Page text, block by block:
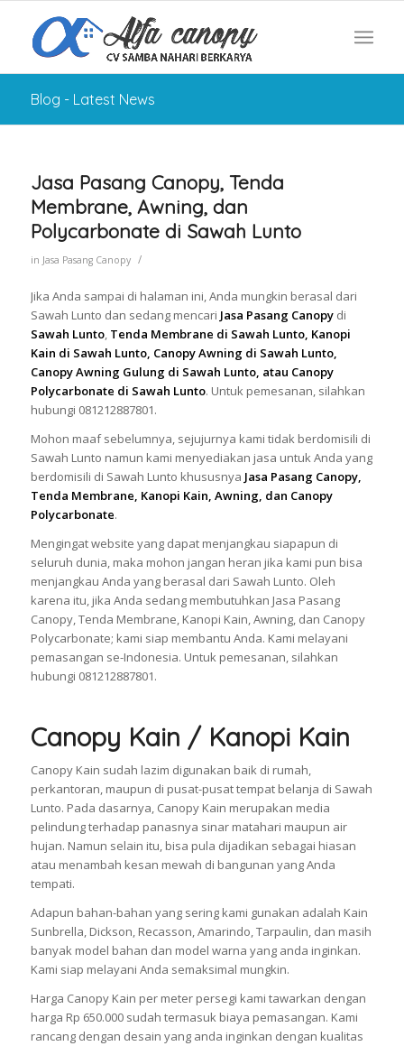
Blog - Latest News
Jasa Pasang Canopy, Tenda
Membrane, Awning, dan
Polycarbonate di Sawah Lunto
in Jasa Pasang Canopy /
Jika Anda sampai di halaman ini, Anda mungkin berasal dari
Sawah Lunto dan sedang mencari Jasa Pasang Canopy di
Sawah Lunto, Tenda Membrane di Sawah Lunto, Kanopi
Kain di Sawah Lunto, Canopy Awning di Sawah Lunto,
Canopy Awning Gulung di Sawah Lunto, atau Canopy
Polycarbonate di Sawah Lunto. Untuk pemesanan, silahkan
hubungi 081212887801.
Mohon maaf sebelumnya, sejujurnya kami tidak berdomisili di
Sawah Lunto namun kami menyediakan jasa untuk Anda yang
berdomisili di Sawah Lunto khususnya Jasa Pasang Canopy,
Tenda Membrane, Kanopi Kain, Awning, dan Canopy
Polycarbonate.
Mengingat website yang dapat menjangkau siapapun di
seluruh dunia, maka mohon jangan heran jika kami pun bisa
menjangkau Anda yang berasal dari Sawah Lunto. Oleh
karena itu, jika Anda sedang membutuhkan Jasa Pasang
Canopy, Tenda Membrane, Kanopi Kain, Awning, dan Canopy
Polycarbonate; kami siap membantu Anda. Kami melayani
pemasangan se-Indonesia. Untuk pemesanan, silahkan
hubungi 081212887801.
Canopy Kain / Kanopi Kain
Canopy Kain sudah lazim digunakan baik di rumah,
perkantoran, maupun di pusat-pusat tempat belanja di Sawah
Lunto. Pada dasarnya, Canopy Kain merupakan media
pelindung terhadap panasnya sinar matahari maupun air
hujan. Namun selain itu, bisa pula dijadikan sebagai hiasan
atau menambah kesan mewah di bangunan yang Anda
tempati.
Adapun bahan-bahan yang sering kami gunakan adalah Kain
Sunbrella, Dickson, Recasson, Amarindo, Tarpaulin, dan masih
banyak model bahan dan model warna yang anda inginkan.
Kami siap melayani Anda semaksimal mungkin.
Harga Canopy Kain per meter persegi kami tawarkan dengan
harga Rp 650.000 sudah termasuk biaya pemasangan. Kami
rancang dengan desain yang anda inginkan dengan kualitas